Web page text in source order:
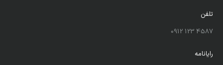
تلفن
4587 123 0912
رایانامه